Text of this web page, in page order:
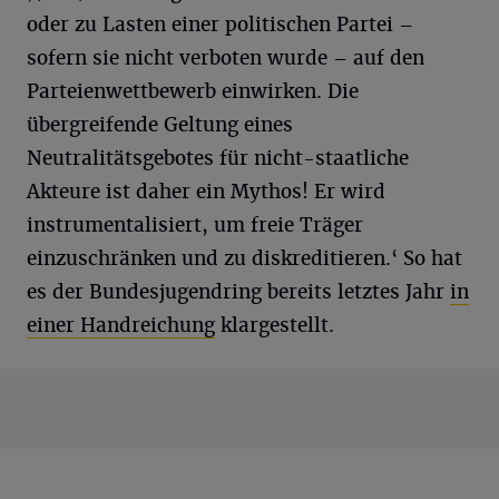
oder zu Lasten einer politischen Partei –
sofern sie nicht verboten wurde – auf den
Parteienwettbewerb einwirken. Die
übergreifende Geltung eines
Neutralitätsgebotes für nicht-staatliche
Akteure ist daher ein Mythos! Er wird
instrumentalisiert, um freie Träger
einzuschränken und zu diskreditieren.‘ So hat
es der Bundesjugendring bereits letztes Jahr in
einer Handreichungklargestellt.